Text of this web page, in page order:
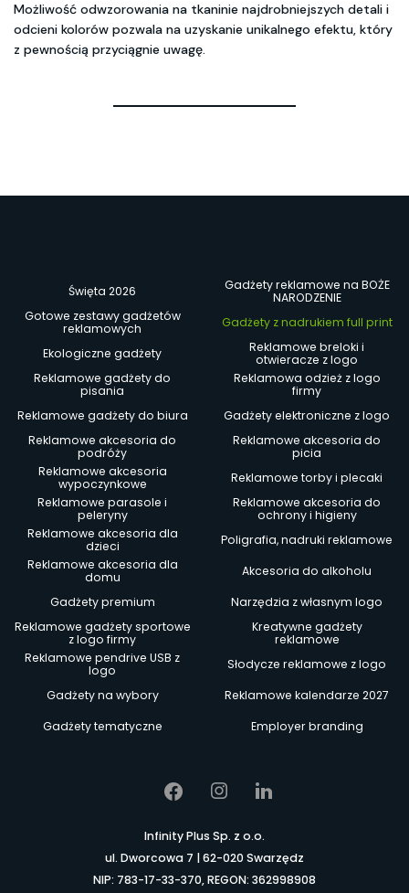
Możliwość odwzorowania na tkaninie najdrobniejszych detali i
odcieni kolorów pozwala na uzyskanie unikalnego efektu, który
z pewnością przyciągnie uwagę.
Święta 2026
Gadżety reklamowe na BOŻE
NARODZENIE
Gotowe zestawy gadżetów
reklamowych
Gadżety z nadrukiem full print
Ekologiczne gadżety
Reklamowe breloki i
otwieracze z logo
Reklamowe gadżety do
pisania
Reklamowa odzież z logo
firmy
Reklamowe gadżety do biura
Gadżety elektroniczne z logo
Reklamowe akcesoria do
podróży
Reklamowe akcesoria do
picia
Reklamowe akcesoria
wypoczynkowe
Reklamowe torby i plecaki
Reklamowe parasole i
peleryny
Reklamowe akcesoria do
ochrony i higieny
Reklamowe akcesoria dla
dzieci
Poligrafia, nadruki reklamowe
Reklamowe akcesoria dla
domu
Akcesoria do alkoholu
Gadżety premium
Narzędzia z własnym logo
Reklamowe gadżety sportowe
z logo firmy
Kreatywne gadżety
reklamowe
Reklamowe pendrive USB z
logo
Słodycze reklamowe z logo
Gadżety na wybory
Reklamowe kalendarze 2027
Gadżety tematyczne
Employer branding
Infinity Plus Sp. z o.o.
ul. Dworcowa 7 | 62-020 Swarzędz
NIP: 783-17-33-370, REGON: 362998908